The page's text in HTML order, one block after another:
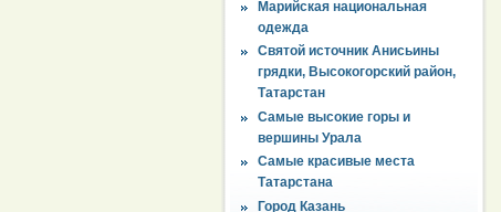
Марийская национальная
одежда
Святой источник Анисьины
грядки, Высокогорский район,
Татарстан
Самые высокие горы и
вершины Урала
Самые красивые места
Татарстана
Город Казань